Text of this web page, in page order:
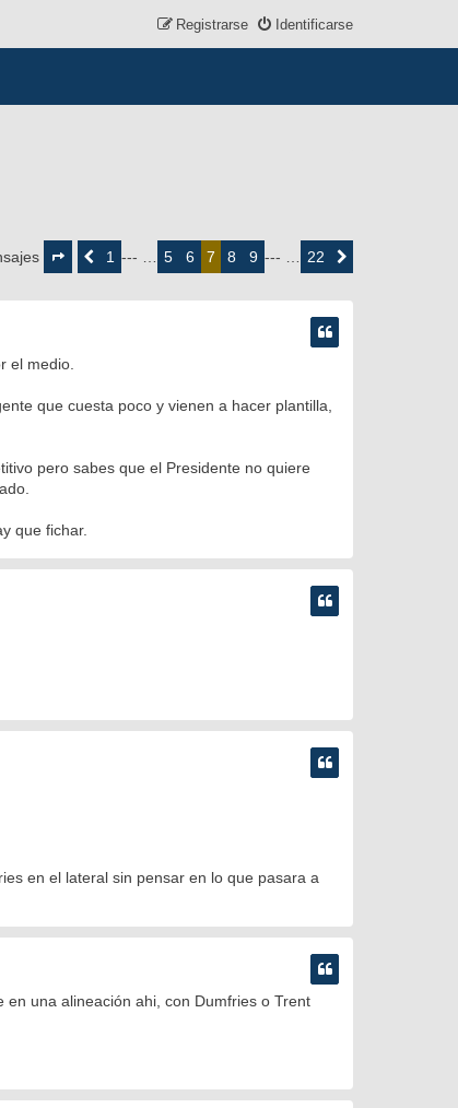
Identificarse
Registrarse
deAnterior1 --- … 5 6 7 8 9 --- … 22
Siguiente
el medio.
que cuesta poco y vienen a hacer plantilla,
pero sabes que el Presidente no quiere
que fichar.
en el lateral sin pensar en lo que pasara a
una alineación ahi, con Dumfries o Trent